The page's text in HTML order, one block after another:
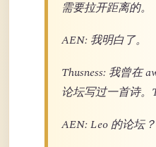
需要拉开距离的。
AEN: 我明白了。
Thusness: 我曾在
论坛写过一首诗。
AEN: Leo 的论坛？